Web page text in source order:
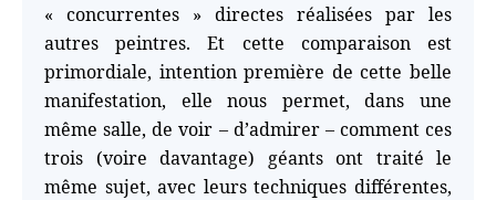
« concurrentes » directes réalisées par les
autres peintres. Et cette comparaison est
primordiale, intention première de cette belle
manifestation, elle nous permet, dans une
même salle, de voir – d’admirer – comment ces
trois (voire davantage) géants ont traité le
même sujet, avec leurs techniques différentes,